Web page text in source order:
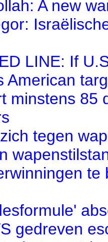
A new
LINE: If
American
minstens 85
tegen
gedreven